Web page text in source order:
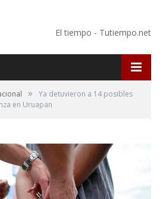
El tiempo - Tutiempo.net
»
Ya detuvieron a 14 posibles
en Uruapan